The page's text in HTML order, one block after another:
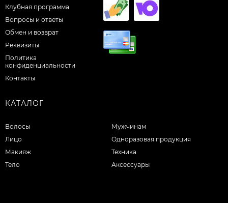
Клубная программа
Вопросы и ответы
Обмен и возврат
Реквизиты
Политика
конфиденциальности
Контакты
КАТАЛОГ
Волосы
Лицо
Макияж
Тело
Мужчинам
Одноразовая продукция
Техника
Аксессуары